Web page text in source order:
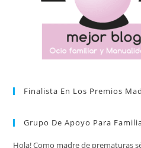
Finalista En Los Premios
Grupo De Apoyo Para
Hola! Como madre de prematuras